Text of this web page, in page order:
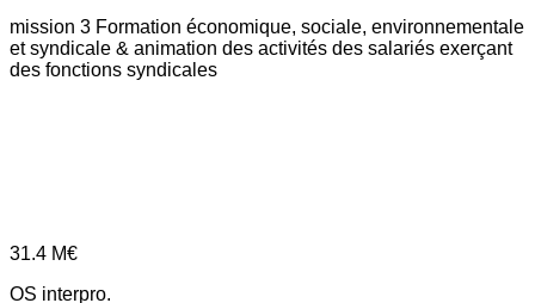
mission 3 Formation économique, sociale, environnementale
et syndicale & animation des activités des salariés exerçant
des fonctions syndicales
31.4 M€
OS interpro.